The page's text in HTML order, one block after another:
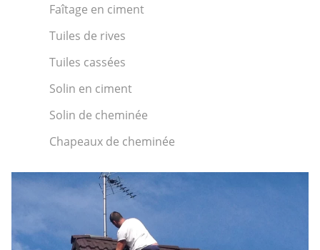
Faîtage en ciment
Tuiles de rives
Tuiles cassées
Solin en ciment
Solin de cheminée
Chapeaux de cheminée